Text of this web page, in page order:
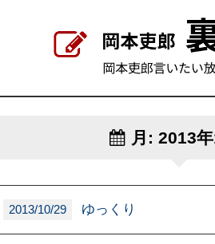
月: 2013年
2013/10/29 ゆっくり